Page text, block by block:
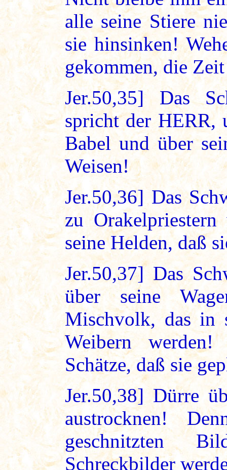
alle seine Stiere
sie hinsinken!
gekommen, die
Jer.50,35] Das
spricht der HERR,
Babel und über
Weisen!
Jer.50,36] Das
zu
seine Helden, daß
Jer.50,37] Das
über seine
Mischvolk, das in
Weibern
Schätze, daß sie
Jer.50,38] Dürre
austrocknen!
geschnitzten
Schreckbilder